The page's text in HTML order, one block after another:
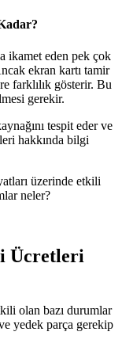
ikamet eden pek çok
ekran kartı tamir
farklılık gösterir. Bu
gerekir.
tespit eder ve
hakkında bilgi
üzerinde etkili
neler?
Ücretleri
olan bazı durumlar
yedek parça gerekip